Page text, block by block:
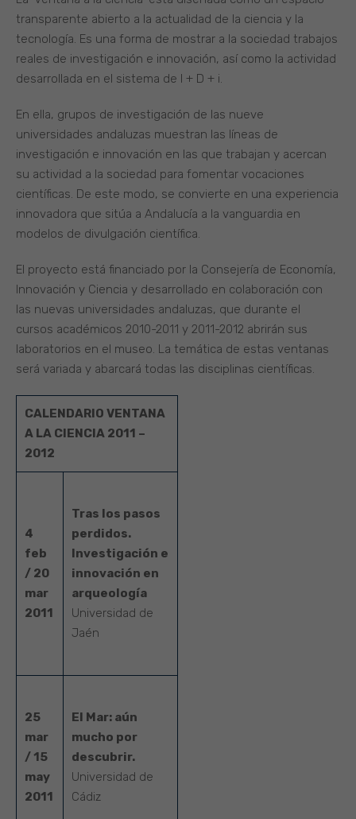
transparente abierto a la actualidad de la ciencia y la
tecnología. Es una forma de mostrar a la sociedad trabajos
reales de investigación e innovación, así como la actividad
desarrollada en el sistema de I + D + i.
En ella, grupos de investigación de las nueve
universidades andaluzas muestran las líneas de
investigación e innovación en las que trabajan y acercan
su actividad a la sociedad para fomentar vocaciones
científicas. De este modo, se convierte en una experiencia
innovadora que sitúa a Andalucía a la vanguardia en
modelos de divulgación científica.
El proyecto está financiado por la Consejería de Economía,
Innovación y Ciencia y desarrollado en colaboración con
las nuevas universidades andaluzas, que durante el
cursos académicos 2010-2011 y 2011-2012 abrirán sus
laboratorios en el museo. La temática de estas ventanas
será variada y abarcará todas las disciplinas científicas.
CALENDARIO VENTANA
A LA CIENCIA 2011 –
2012
4
feb
/ 20
mar
2011
Tras los pasos
perdidos.
Investigación e
innovación en
arqueología
Universidad de
Jaén
25
mar
/ 15
may
2011
El Mar: aún
mucho por
descubrir.
Universidad de
Cádiz